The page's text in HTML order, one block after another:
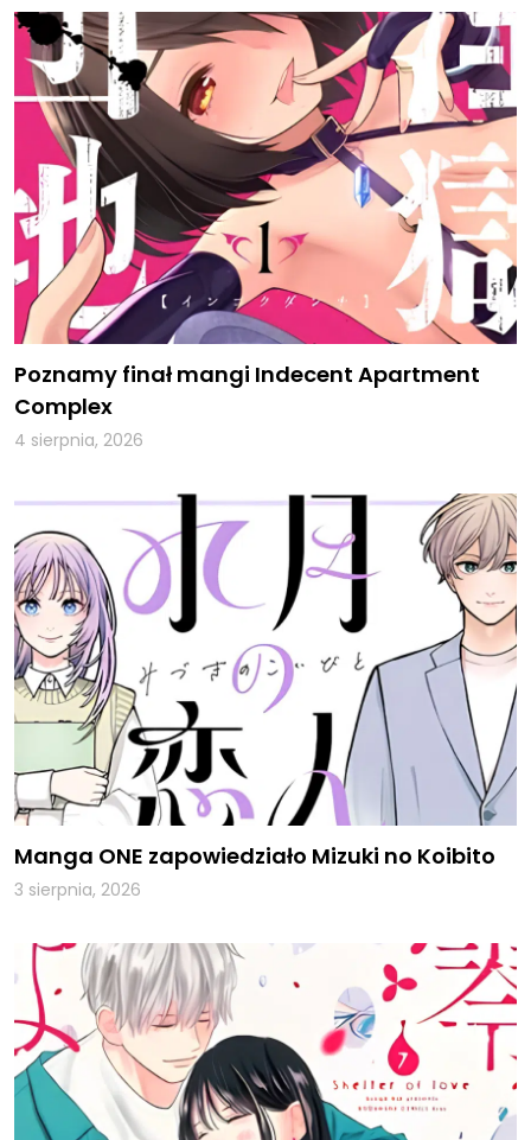
Poznamy finał mangi Indecent Apartment
Complex
4 sierpnia, 2026
Manga ONE zapowiedziało Mizuki no Koibito
3 sierpnia, 2026